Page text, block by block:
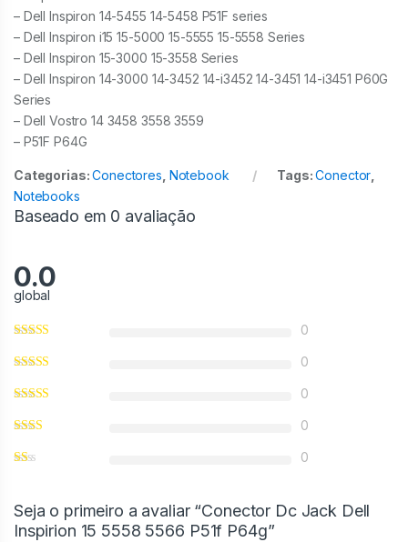
– Dell Inspiron 14-5455 14-5458 P51F series
– Dell Inspiron i15 15-5000 15-5555 15-5558 Series
– Dell Inspiron 15-3000 15-3558 Series
– Dell Inspiron 14-3000 14-3452 14-i3452 14-3451 14-i3451 P60G
Series
– Dell Vostro 14 3458 3558 3559
– P51F P64G
Categorias:Conectores Notebook Tags:Conector
Notebooks
Baseado em 0 avaliação
0.0
global
0
0
0
0
0
Seja o primeiro a avaliar “Conector Dc Jack Dell
Inspirion 15 5558 5566 P51f P64g”